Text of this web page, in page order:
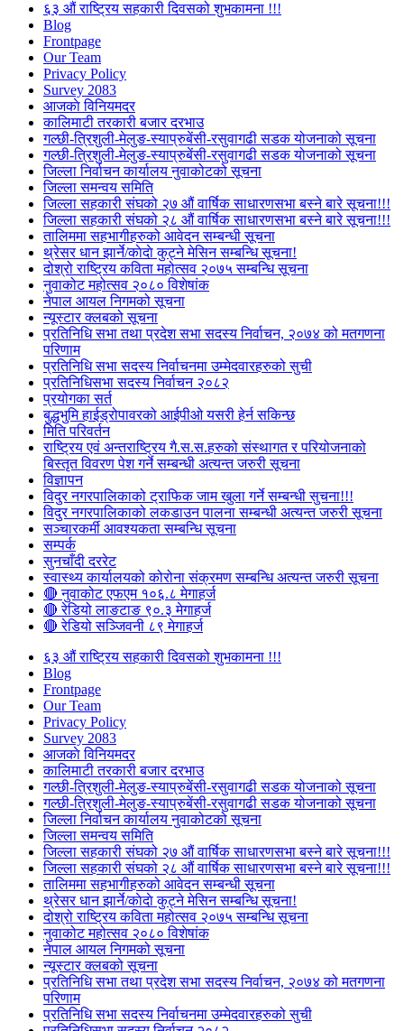
६३ औं राष्ट्रिय सहकारी दिवसको शुभकामना !!!
Blog
Frontpage
Our Team
Privacy Policy
Survey 2083
आजकाे विनियमदर
कालिमाटी तरकारी बजार दरभाउ
गल्छी-त्रिशुली-मेलुङ-स्याप्रुबेंसी-रसुवागढी सडक योजनाको सूचना
गल्छी-त्रिशुली-मेलुङ-स्याप्रुबेंसी-रसुवागढी सडक योजनाको सूचना
जिल्ला निर्वाचन कार्यालय नुवाकोटको सूचना
जिल्ला समन्वय समिति
जिल्ला सहकारी संघको २७ औं वार्षिक साधारणसभा बस्ने बारे सूचना!!!
जिल्ला सहकारी संघको २८ औं वार्षिक साधारणसभा बस्ने बारे सूचना!!!
तालिममा सहभागीहरुको आवेदन सम्बन्धी सूचना
थ्रेसर धान झार्ने/काेदाे कुट्ने मेसिन सम्बन्धि सूचना!
दोश्रो राष्ट्रिय कविता महोत्सव २०७५ सम्बन्धि सूचना
नुवाकोट महोत्सव २०८० विशेषांक
नेपाल आयल निगमको सूचना
न्यूस्टार क्लबको सूचना
प्रतिनिधि सभा तथा प्रदेश सभा सदस्य निर्वाचन, २०७४ को मतगणना
परिणाम
प्रतिनिधि सभा सदस्य निर्वाचनमा उम्मेदवारहरुको सुची
प्रतिनिधिसभा सदस्य निर्वाचन २०८२
प्रयोगका सर्त
बुद्धभुमि हाईड्रोपावरको आईपीओ यसरी हेर्न सकिन्छ
मिति परिवर्तन
राष्ट्रिय एवं अन्तराष्ट्रिय गै.स.स.हरुको संस्थागत र परियोजनाको
बिस्तृत विवरण पेश गर्ने सम्बन्धी अत्यन्त जरुरी सूचना
विज्ञापन
विदुर नगरपालिकाको ट्राफिक जाम खुला गर्ने सम्बन्धी सुचना!!!
विदुर नगरपालिकाको लकडाउन पालना सम्बन्धी अत्यन्त जरुरी सूचना
सञ्चारकर्मी आवश्यकता सम्बन्धि सूचना
सम्पर्क
सुनचाँदी दररेट
स्वास्थ्य कार्यालयको कोरोना संक्रमण सम्बन्धि अत्यन्त जरुरी सूचना
🔴 नुवाकोट एफएम १०६.८ मेगाहर्ज
🔴 रेडियो लाङटाङ ९०.३ मेगाहर्ज
🔴 रेडियो सञ्जिवनी ८९ मेगाहर्ज
६३ औं राष्ट्रिय सहकारी दिवसको शुभकामना !!!
Blog
Frontpage
Our Team
Privacy Policy
Survey 2083
आजकाे विनियमदर
कालिमाटी तरकारी बजार दरभाउ
गल्छी-त्रिशुली-मेलुङ-स्याप्रुबेंसी-रसुवागढी सडक योजनाको सूचना
गल्छी-त्रिशुली-मेलुङ-स्याप्रुबेंसी-रसुवागढी सडक योजनाको सूचना
जिल्ला निर्वाचन कार्यालय नुवाकोटको सूचना
जिल्ला समन्वय समिति
जिल्ला सहकारी संघको २७ औं वार्षिक साधारणसभा बस्ने बारे सूचना!!!
जिल्ला सहकारी संघको २८ औं वार्षिक साधारणसभा बस्ने बारे सूचना!!!
तालिममा सहभागीहरुको आवेदन सम्बन्धी सूचना
थ्रेसर धान झार्ने/काेदाे कुट्ने मेसिन सम्बन्धि सूचना!
दोश्रो राष्ट्रिय कविता महोत्सव २०७५ सम्बन्धि सूचना
नुवाकोट महोत्सव २०८० विशेषांक
नेपाल आयल निगमको सूचना
न्यूस्टार क्लबको सूचना
प्रतिनिधि सभा तथा प्रदेश सभा सदस्य निर्वाचन, २०७४ को मतगणना
परिणाम
प्रतिनिधि सभा सदस्य निर्वाचनमा उम्मेदवारहरुको सुची